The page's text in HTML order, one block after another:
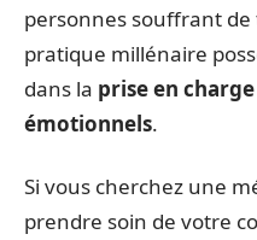
personnes souffrant
pratique millénaire
dans la prise en
émotionnels.
Si vous cherchez une
prendre soin de votre